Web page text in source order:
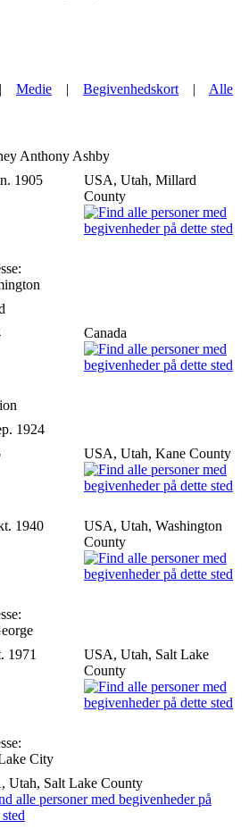
Medie | Begivenhedskort | Alle
Anthony Ashby
1905
USA, Utah, Millard
County
Canada
1924
USA, Utah, Kane County
1940
USA, Utah, Washington
County
1971
USA, Utah, Salt Lake
County
City
Utah, Salt Lake County